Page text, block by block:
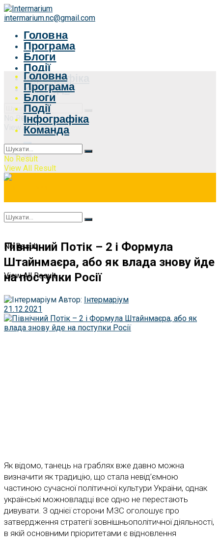
intermarium.nc@gmail.com
Головна
Програма
Блоги
Події
Інфографіка
Команда
No Result
View All Result
Головна
Програма
Блоги
Події
Інфографіка
Команда
No Result
View All Result
No Result
View All Result
Північний Потік – 2 і Формула
Штайнмаєра, або як влада знову йде
на поступки Росії
Автор: Інтермаріум
21.12.2021
Як відомо, танець на граблях вже давно можна
визначити як традицію, що стала невід’ємною
частиною сучасної політичної культури України, однак
українські можновладці все одно не перестають
дивувати. З однієї сторони МЗС оголошує про
затвердження стратегії зовнішньополітичної діяльності,
в якій основними пріоритетами є відновлення